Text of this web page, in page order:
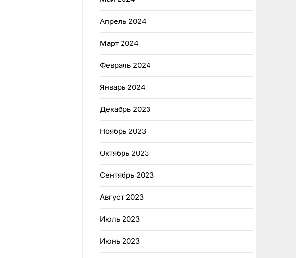
Апрель 2024
Март 2024
Февраль 2024
Январь 2024
Декабрь 2023
Ноябрь 2023
Октябрь 2023
Сентябрь 2023
Август 2023
Июль 2023
Июнь 2023